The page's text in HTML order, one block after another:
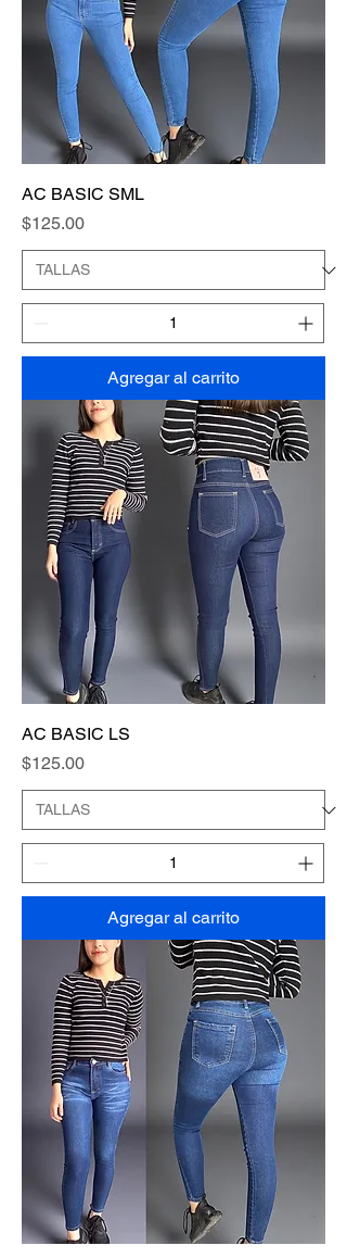
AC BASIC SML
Precio
$125.00
Agregar al carrito
AC BASIC LS
Precio
$125.00
Agregar al carrito